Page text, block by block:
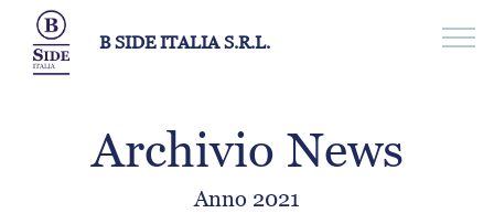
B SIDE ITALIA S.R.L.
Archivio News
Anno 2021